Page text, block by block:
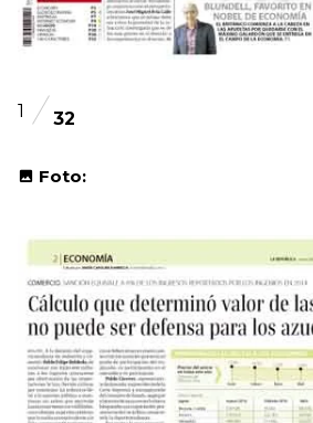
1 32
Foto: